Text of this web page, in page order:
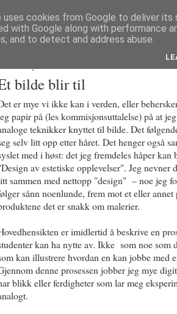
bilde blir til
er mye vi ikke kan i verden, eller
papir på (les kommisjonsuttalelse) på at
teknikker knyttet til bilde. Det
selv litt opp etter håret. Det henger også
med i høst: det jeg fremdeles håper
av estetiske opplevelser". Jeg nevner
sammen med nettopp "design" – noe jeg
sånn noenlunde, frem mot et eller
det er snakk om malerier.
er imidlertid å beskrive en
kan ha nytte av. Ikke som noe som
kan illustrere hvordan en kan jobbe med
denne prosessen jobber jeg mye
blikk eller ferdigheter som lar meg
uses cookies from Google to deliver its
with Google along with performance
and to detect and address abuse.